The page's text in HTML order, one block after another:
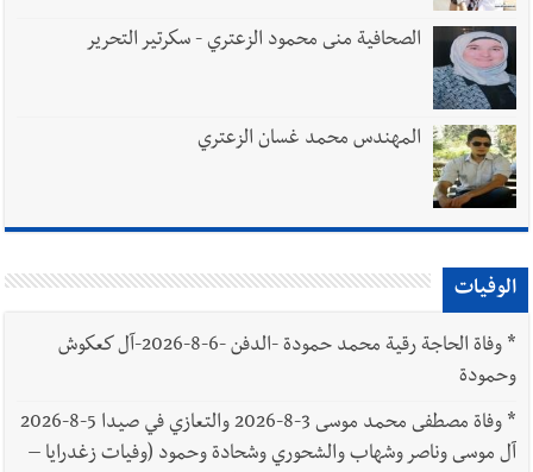
الصحافية منى محمود الزعتري - سكرتير التحرير
المهندس محمد غسان الزعتري
الوفيات
*
وفاة الحاجة رقية محمد حمودة -الدفن -6-8-2026-آل كعكوش
وحمودة
*
وفاة مصطفى محمد موسى 3-8-2026 والتعازي في صيدا 5-8-2026
آل موسى وناصر وشهاب والشحوري وشحادة وحمود (وفيات زغدرايا –